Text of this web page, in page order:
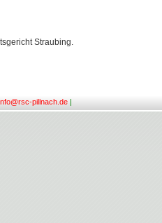
Straubing.
pillnach.de|